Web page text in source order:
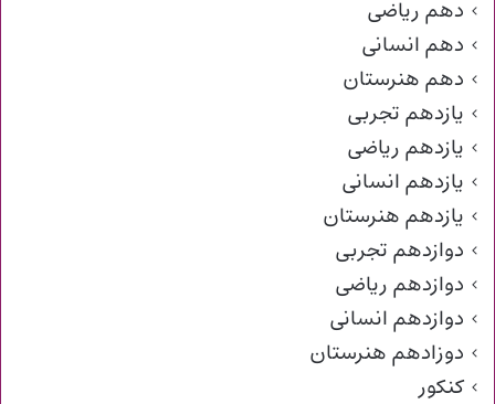
دهم ریاضی
دهم انسانی
دهم هنرستان
یازدهم تجربی
یازدهم ریاضی
یازدهم انسانی
یازدهم هنرستان
دوازدهم تجربی
دوازدهم ریاضی
دوازدهم انسانی
دوزادهم هنرستان
کنکور